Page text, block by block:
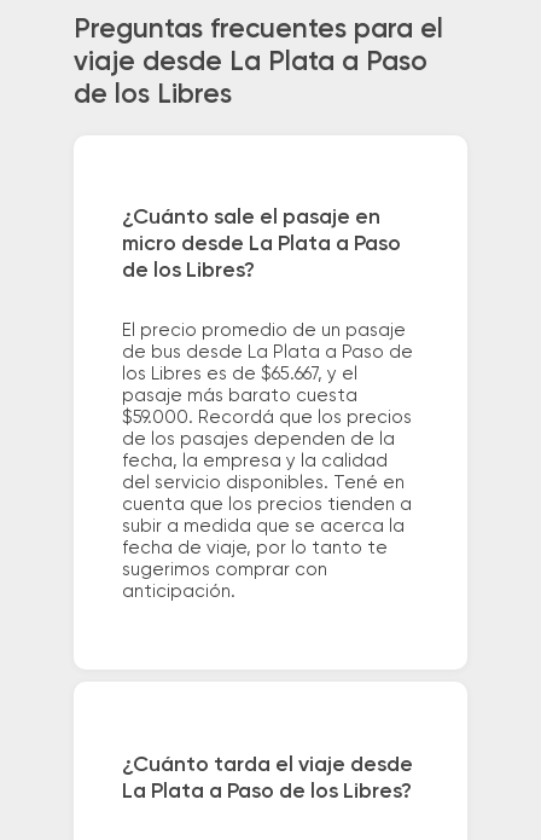
Preguntas frecuentes para el
viaje desde La Plata a Paso
de los Libres
¿Cuánto sale el pasaje en
micro desde La Plata a Paso
de los Libres?
El precio promedio de un pasaje
de bus desde La Plata a Paso de
los Libres es de $65.667, y el
pasaje más barato cuesta
$59.000. Recordá que los precios
de los pasajes dependen de la
fecha, la empresa y la calidad
del servicio disponibles. Tené en
cuenta que los precios tienden a
subir a medida que se acerca la
fecha de viaje, por lo tanto te
sugerimos comprar con
anticipación.
¿Cuánto tarda el viaje desde
La Plata a Paso de los Libres?